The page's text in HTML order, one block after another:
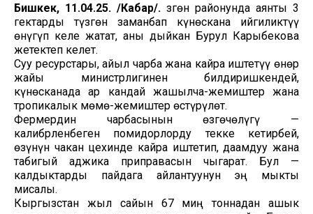
Бишкек, 11.04.25. /Кабар/. Өзгөн районунда аянты 3
гектарды түзгөн заманбап күнөскана ийгиликтүү
өнүгүп келе жатат, аны дыйкан Бурул Карыбекова
жетектеп келет.
Суу ресурстары, айыл чарба жана кайра иштетүү өнөр
жайы министрлигинен билдиришкендей,
күнөсканада ар кандай жашылча-жемиштер жана
тропикалык мөмө-жемиштер өстүрүлөт.
Фермердин чарбасынын өзгөчөлүгү —
калибрленбеген помидорлорду текке кетирбей,
өзүнүн чакан цехинде кайра иштетип, даамдуу жана
табигый аджика приправасын чыгарат. Бул —
калдыктарды пайдага айлантуунун эң мыкты
мисалы.
Кыргызстан жыл сайын 67 миң тоннадан ашык